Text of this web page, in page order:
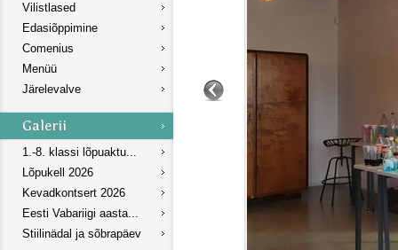
Vilistlased
Edasiõppimine
Comenius
Menüü
Järelevalve
1.-8. klassi lõpuaktu...
Lõpukell 2026
Kevadkontsert 2026
Eesti Vabariigi aasta...
Stiilinädal ja sõbrapäev